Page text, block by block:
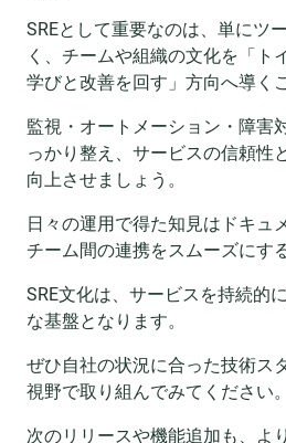
SREとして重要なのは、単にツ
く、チームや組織の文化を「ト
学びと改善を回す」方向へ導く
監視・オートメーション・障害
っかり整え、サービスの信頼性
向上させましょう。
日々の運用で得た知見はドキュ
チーム間の連携をスムーズにす
SRE文化は、サービスを持続的
な基盤となります。
ぜひ自社の状況に合った技術ス
視野で取り組んでみてください。
次のリリースや機能追加も、よ